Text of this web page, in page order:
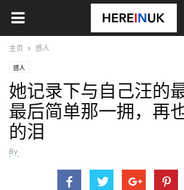
主页 感人
感人
她记录下与自己汪的
最后简单那一拥，再
的泪
By
kui